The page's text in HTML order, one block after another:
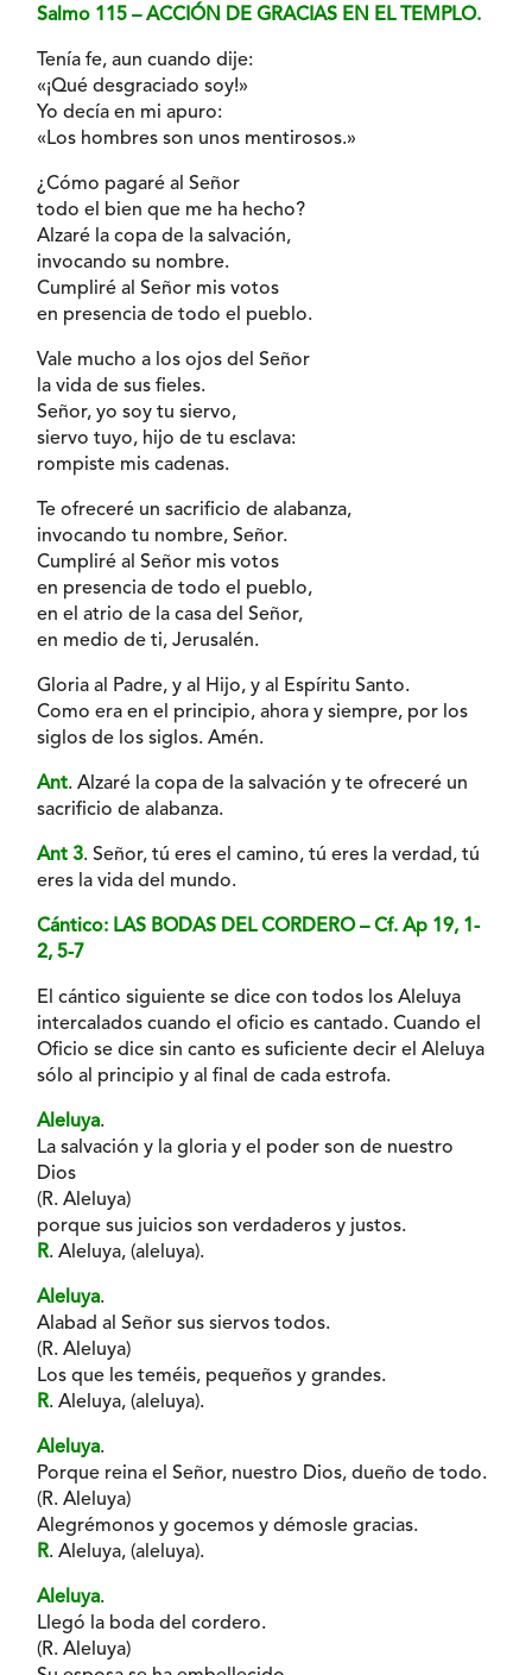
Salmo 115 – ACCIÓN DE GRACIAS EN EL TEMPLO.
Tenía fe, aun cuando dije:
«¡Qué desgraciado soy!»
Yo decía en mi apuro:
«Los hombres son unos mentirosos.»
¿Cómo pagaré al Señor
todo el bien que me ha hecho?
Alzaré la copa de la salvación,
invocando su nombre.
Cumpliré al Señor mis votos
en presencia de todo el pueblo.
Vale mucho a los ojos del Señor
la vida de sus fieles.
Señor, yo soy tu siervo,
siervo tuyo, hijo de tu esclava:
rompiste mis cadenas.
Te ofreceré un sacrificio de alabanza,
invocando tu nombre, Señor.
Cumpliré al Señor mis votos
en presencia de todo el pueblo,
en el atrio de la casa del Señor,
en medio de ti, Jerusalén.
Gloria al Padre, y al Hijo, y al Espíritu Santo.
Como era en el principio, ahora y siempre, por los
siglos de los siglos. Amén.
Ant. Alzaré la copa de la salvación y te ofreceré un
sacrificio de alabanza.
Ant 3. Señor, tú eres el camino, tú eres la verdad, tú
eres la vida del mundo.
Cántico: LAS BODAS DEL CORDERO – Cf. Ap 19, 1-
2, 5-7
El cántico siguiente se dice con todos los Aleluya
intercalados cuando el oficio es cantado. Cuando el
Oficio se dice sin canto es suficiente decir el Aleluya
sólo al principio y al final de cada estrofa.
Aleluya.
La salvación y la gloria y el poder son de nuestro
Dios
(R. Aleluya)
porque sus juicios son verdaderos y justos.
R. Aleluya, (aleluya).
Aleluya.
Alabad al Señor sus siervos todos.
(R. Aleluya)
Los que les teméis, pequeños y grandes.
R. Aleluya, (aleluya).
Aleluya.
Porque reina el Señor, nuestro Dios, dueño de todo.
(R. Aleluya)
Alegrémonos y gocemos y démosle gracias.
R. Aleluya, (aleluya).
Aleluya.
Llegó la boda del cordero.
(R. Aleluya)